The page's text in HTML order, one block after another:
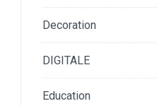
Decoration
DIGITALE
Education